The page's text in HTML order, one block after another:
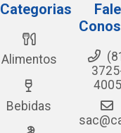
Categorias
Alimentos
Bebidas
Fale
4005